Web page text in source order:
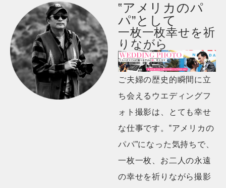
‟アメリカのパ
パ”として
一枚一枚幸せを祈
りながら
ご夫婦の歴史的瞬間に立
ち会えるウエディングフ
ォト撮影は、とても幸せ
な仕事です。‟アメリカの
パパ”になった気持ちで、
一枚一枚、お二人の永遠
の幸せを祈りながら撮影